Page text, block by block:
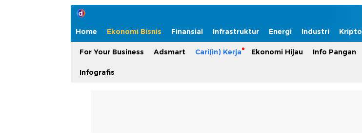
Home Ekonomi Bisnis Finansial Infrastruktur Energi Industri Kripto
For Your Business Adsmart Cari(in) Kerja Ekonomi Hijau Info Pangan
Infografis